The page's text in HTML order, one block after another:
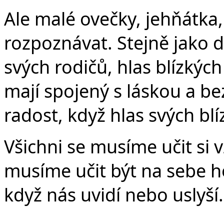
Ale malé ovečky,
rozpoznávat. Stejně jako
svých rodičů, hlas
mají spojený s láskou a
radost, když hlas svých
Všichni se musíme učit si
musíme učit být na sebe
když nás uvidí nebo uslyší.